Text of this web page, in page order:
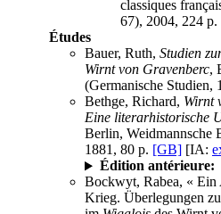
classiques
67), 2004, 224 p.
Études
Bauer, Ruth, Studien
Wirnt von Gravenberc,
(Germanische Studien,
Bethge, Richard, Wirnt
Eine literarhistorische
Berlin, Weidmannsche
1881, 80 p. [GB] [IA:
Édition antérieure:
Bockwyt, Rabea, « Ein
Krieg. Überlegungen